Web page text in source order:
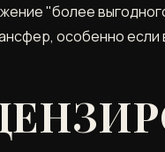
"более
особенно если